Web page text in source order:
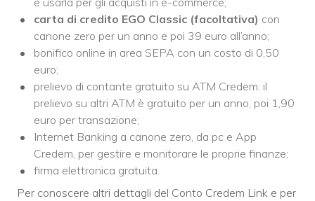
carta di credito EGO Classic (facoltativa) con
canone zero per un anno e poi 39 euro all’anno;
bonifico online in area SEPA con un costo di 0,50
euro;
prelievo di contante gratuito su ATM Credem: il
prelievo su altri ATM è gratuito per un anno, poi 1,90
euro per transazione;
Internet Banking a canone zero, da pc e App
Credem, per gestire e monitorare le proprie finanze;
firma elettronica gratuita.
Per conoscere altri dettagli del Conto Credem Link e per